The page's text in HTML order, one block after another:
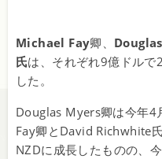
Michael Fay卿、
氏は、それぞれ9億ドル
した。
Douglas Myers卿は今年4
Fay卿とDavid Richwhite
NZDに成長したものの、